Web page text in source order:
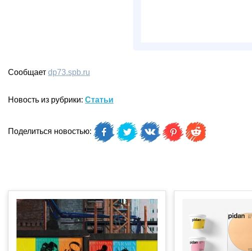
Сообщает dp73.spb.ru
Новость из рубрики: Статьи
Поделиться новостью: